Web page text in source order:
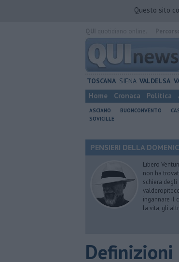
Questo sito
TOSCANA SIENA VALDELSA
Home Cronaca Politica
ASCIANO BUONCONVENTO
SOVICILLE
PENSIERI DELLA
Libero
non ha
schiera
ingannare il
la vita, gli
Definizioni